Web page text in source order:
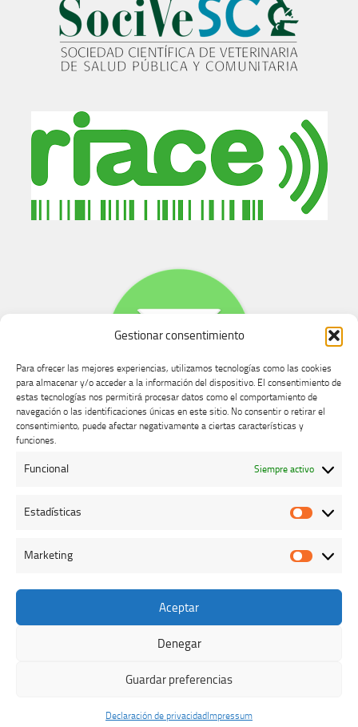
Gestionar consentimiento
Para ofrecer las mejores experiencias, utilizamos tecnologías como las cookies
para almacenar y/o acceder a la información del dispositivo. El consentimiento de
estas tecnologías nos permitirá procesar datos como el comportamiento de
navegación o las identificaciones únicas en este sitio. No consentir o retirar el
consentimiento, puede afectar negativamente a ciertas características y
funciones.
Funcional Siempre activo
Estadísticas
Marketing
Aceptar
Denegar
Guardar preferencias
Declaración de privacidad Impressum
Buzón de dudas, quejas y sugerencias
Colegio Oficial de Veterinarios de Cáceres © 2026. Todos los